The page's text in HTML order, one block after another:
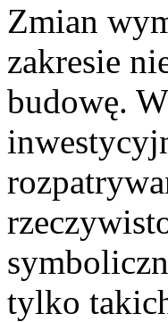
Zmian
zakresie
budowę.
tylko